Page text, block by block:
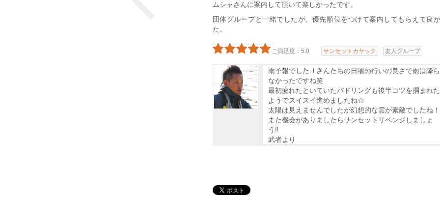
ムシャさんに案内して頂いて楽しかったです。
団体グループと一緒でしたが、優先順位をつけて案内してもらえて良
た。
ご満足度：5.0 サンセットカヤック 友人グループ
雨予報でしたＪさんたちの日頃の行いの良さで雨は降ら
なかったですね笑
最初疲れたといていたパドリングも後半コツを掴まれた
ようでスイスイ進めましたね☆
太陽は見えませんでしたが幻想的な雲が素敵でしたね！
また機会がありましたらサンセットリベンジしましょ
う‼
武者より